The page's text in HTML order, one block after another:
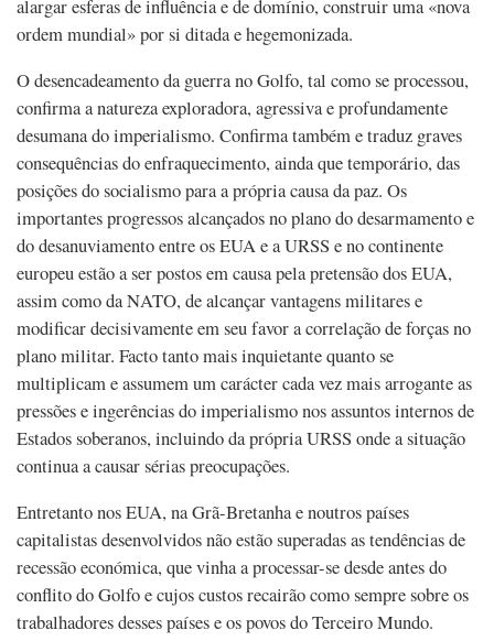
alargar esferas de influência e de domínio, construir uma «nova
ordem mundial» por si ditada e hegemonizada.
O desencadeamento da guerra no Golfo, tal como se processou,
confirma a natureza exploradora, agressiva e profundamente
desumana do imperialismo. Confirma também e traduz graves
consequências do enfraquecimento, ainda que temporário, das
posições do socialismo para a própria causa da paz. Os
importantes progressos alcançados no plano do desarmamento e
do desanuviamento entre os EUA e a URSS e no continente
europeu estão a ser postos em causa pela pretensão dos EUA,
assim como da NATO, de alcançar vantagens militares e
modificar decisivamente em seu favor a correlação de forças no
plano militar. Facto tanto mais inquietante quanto se
multiplicam e assumem um carácter cada vez mais arrogante as
pressões e ingerências do imperialismo nos assuntos internos de
Estados soberanos, incluindo da própria URSS onde a situação
continua a causar sérias preocupações.
Entretanto nos EUA, na Grã-Bretanha e noutros países
capitalistas desenvolvidos não estão superadas as tendências de
recessão económica, que vinha a processar-se desde antes do
conflito do Golfo e cujos custos recairão como sempre sobre os
trabalhadores desses países e os povos do Terceiro Mundo.